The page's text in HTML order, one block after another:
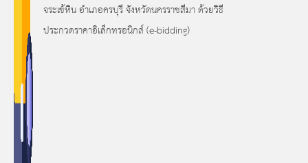
จระเข้หิน อำเภอครบุรี จังหวัดนครราชสีมา ด้วยวิธี
ประกวดราคาอิเล็กทรอนิกส์ (e-bidding)